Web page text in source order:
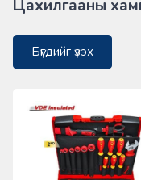
Цахилгааны
Бүгдийг үзэх